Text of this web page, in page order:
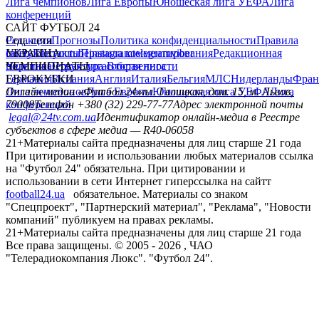
конференций
САЙТ ФУТБОЛ 24
РедакцияПрогнозыПолитика конфиденциальностиПравила
сайтуКонтактыПравила комментированияРедакционная
политикаСтруктура собственности
Соц. сети
facebookxyoutubeinstagramtelegramviber
УКРАИНА
УкраинаПервая лигаВторая лига
ЧЕМПИОНАТЫ
ГерманияИспанияАнглияИталияБельгияМЛСНидерланды
ЕВРОКУБКИ
Лига чемпионовЛига ЕвропыЮношеская лига УЕФАЛига
конференций
Онлайн-медиа «Футбол 24»пл. Галицкая, дом. 15, м. Львов,
79008Телефон +380 (32) 229-77-77Адрес электронной почты
legal@24tv.com.uaИдентификатор онлайн-медиа в Реестре
субъектов в сфере медиа — R40-06058
21+Материалы сайта предназначены для лиц старше 21 года
При цитировании и использовании любых материалов ссылка
на "Футбол 24" обязательна. При цитировании и
использовании в сети Интернет гиперссылка на сайтт
football24.ua
обязательное. Материалы со знаком
"Спецпроект", "Партнерский материал", "Реклама", "Новости
компаний" публикуем на правах рекламы.
21+Материалы сайта предназначены для лиц старше 21 года
Все права защищены. © 2005 - 2026 , ЧАО
"Телерадиокомпания Люкс". "Футбол 24".